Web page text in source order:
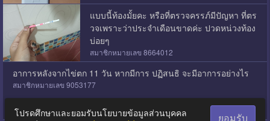
แบบนี้ท้องมั้ยคะ หรือที่ตรวจครรภ์มีปัญหา ที่ตร
วจเพราะว่าประจำเดือนขาดค่ะ ปวดหน่วงท้อง
บ่อยๆ
สมาชิกหมายเลข 8664012
อาการหลังจากไข่ตก 11 วัน หากมีการ ปฏิสนธิ จะมีอาการอย่างไร
สมาชิกหมายเลข 9053177
โปรดศึกษาและยอมรับนโยบายข้อมูลส่วนบุคคล
ยอมรับ